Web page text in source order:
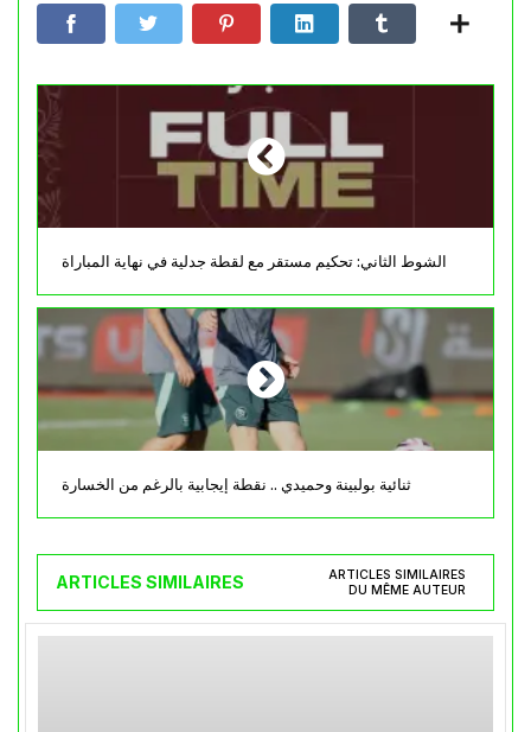
الشوط الثاني: تحكيم مستقر مع لقطة جدلية في نهاية المباراة
ثنائية بولبينة وحميدي .. نقطة إيجابية بالرغم من الخسارة
ARTICLES SIMILAIRES
ARTICLES SIMILAIRES
DU MÊME AUTEUR